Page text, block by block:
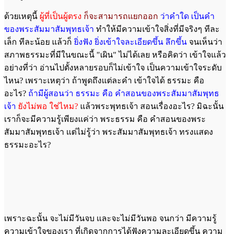
ด้วยเหตุนี้ ผู้ที่เป็นผู้ตรง ก็จะสามารถแยกออก ว่าคำใด เป็นคำ
ของพระสัมมาสัมพุทธเจ้า ทำให้มีความเข้าใจสิ่งที่มีจริงๆ ทีละ
เล็ก ทีละน้อย แล้วก็ ยิ่งฟัง ยิ่งเข้าใจละเอียดขึ้น ลึกขึ้น จนเห็นว่า
สภาพธรรมะที่มีในขณะนี้ "เผิน" ไม่ได้เลย หรือคิดว่า เข้าใจแล้ว
อย่างที่ว่า อ่านไปตั้งหลายรอบก็ไม่เข้าใจ เป็นความเข้าใจระดับ
ไหน? เพราะเหตุว่า ถ้าพูดถึงแต่ละคำ เข้าใจได้ ธรรมะ คือ
อะไร? ถ้ามีผู้สอนว่า ธรรมะ คือ คำสอนของพระสัมมาสัมพุทธ
เจ้า ยังไม่พอ ใช่ไหม? แล้วพระพุทธเจ้า สอนเรื่องอะไร? มิฉะนั้น
เราก็จะมีความรู้เพียงแค่ว่า พระธรรม คือ คำสอนของพระ
สัมมาสัมพุทธเจ้า แต่ไม่รู้ว่า พระสัมมาสัมพุทธเจ้า ทรงแสดง
ธรรมะอะไร?
เพราะฉะนั้น จะไม่มีวันจบ และจะไม่มีวันพอ จนกว่า มีความรู้
ความเข้าใจของเรา ที่เกิดจากการได้ฟังความละเอียดขึ้น ความ